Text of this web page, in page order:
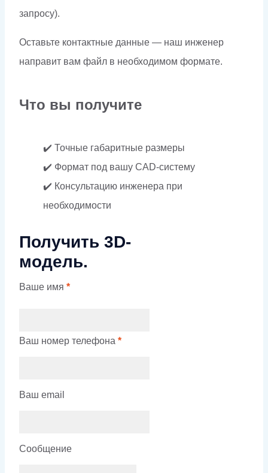
запросу).
Оставьте контактные данные — наш инженер
направит вам файл в необходимом формате.
Что вы получите
✔️ Точные габаритные размеры
✔️ Формат под вашу CAD-систему
✔️ Консультацию инженера при
необходимости
Получить 3D-
модель.
Ваше имя *
Ваш номер телефона *
Ваш email
Сообщение